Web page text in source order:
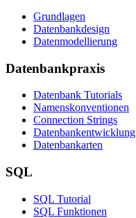
Grundlagen
Datenbankdesign
Datenmodellierung
Datenbankpraxis
Datenbank Tutorials
Namenskonventionen
Connection Strings
Datenbankentwicklung
Datenbankarten
SQL
SQL Tutorial
SQL Funktionen